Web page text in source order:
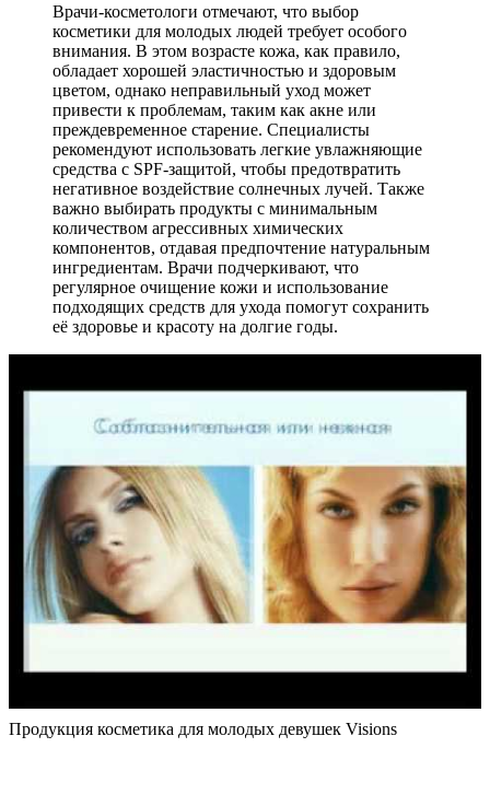
Врачи-косметологи отмечают, что выбор
косметики для молодых людей требует особого
внимания. В этом возрасте кожа, как правило,
обладает хорошей эластичностью и здоровым
цветом, однако неправильный уход может
привести к проблемам, таким как акне или
преждевременное старение. Специалисты
рекомендуют использовать легкие увлажняющие
средства с SPF-защитой, чтобы предотвратить
негативное воздействие солнечных лучей. Также
важно выбирать продукты с минимальным
количеством агрессивных химических
компонентов, отдавая предпочтение натуральным
ингредиентам. Врачи подчеркивают, что
регулярное очищение кожи и использование
подходящих средств для ухода помогут сохранить
её здоровье и красоту на долгие годы.
Продукция косметика для молодых девушек Visions